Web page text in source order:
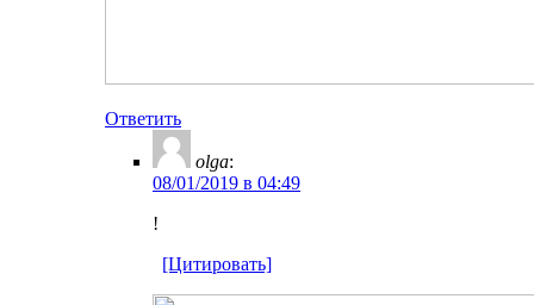
Ответить
olga:
08/01/2019 в 04:49
!
[Цитировать]